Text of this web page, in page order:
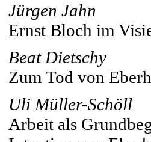
Jürgen Jahn
Ernst Bloch im
Beat Dietschy
Zum Tod von
Uli Müller-Schöll
Arbeit als